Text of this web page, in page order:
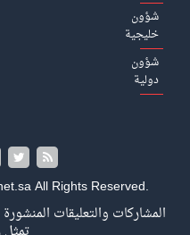
شؤون
خليجية
شؤون
دولية
All Rights Reserved.
المشاركات والتعليقات